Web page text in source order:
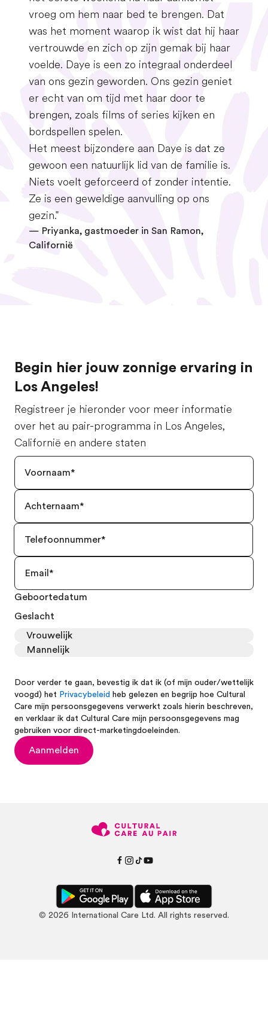
vroeg om hem naar bed te brengen. Dat
was het moment waarop ik wist dat hij haar
vertrouwde en zich op zijn gemak bij haar
voelde. Daye is een zo integraal onderdeel
van ons gezin geworden. Ons gezin geniet
er echt van om tijd met haar door te
brengen, zoals films of series kijken en
bordspellen spelen.
Het meest bijzondere aan Daye is dat ze
gewoon een natuurlijk lid van de familie is.
Niets voelt geforceerd of zonder intentie.
Ze is een geweldige aanvulling op ons
gezin."
— Priyanka, gastmoeder in San Ramon,
Californië
Begin hier jouw zonnige ervaring in
Los Angeles!
Registreer je hieronder voor meer informatie
over het au pair-programma in Los Angeles,
Californië en andere staten
Geboortedatum
Geslacht
Vrouwelijk
Mannelijk
Door verder te gaan, bevestig ik dat ik (of mijn ouder/wettelijk
voogd) het Privacybeleid heb gelezen en begrijp hoe Cultural
Care mijn persoonsgegevens verwerkt zoals hierin beschreven,
en verklaar ik dat Cultural Care mijn persoonsgegevens mag
gebruiken voor direct-marketingdoeleinden.
Aanmelden
© 2026 International Care Ltd. All rights reserved.